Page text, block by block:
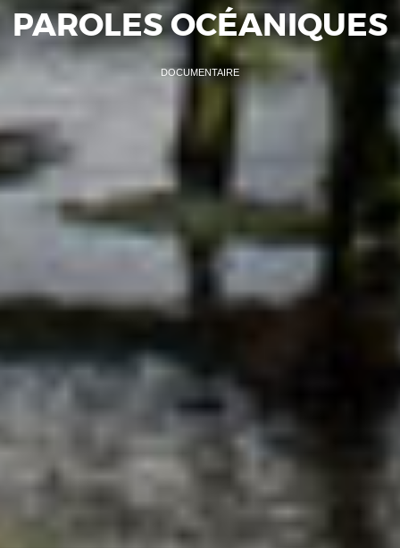
PAROLES OCÉANIQUES
DOCUMENTAIRE